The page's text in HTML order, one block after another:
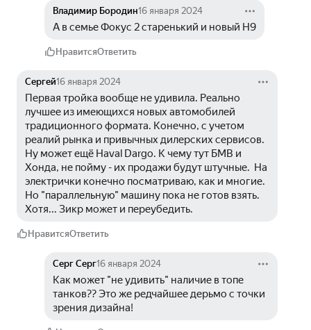
Владимир Бородин16 января 2024
А в семье Фокус 2 старенький и новый Н9
НравитсяОтветить
Сергей16 января 2024
Первая тройка вообще не удивила. Реально
лучшее из имеющихся новых автомобилей
традиционного формата. Конечно, с учетом
реалий рынка и привычных дилерских сервисов.
Ну может ещё Haval Dargo. К чему тут БМВ и
Хонда, не пойму - их продажи будут штучные.  На
электрички конечно посматриваю, как и многие.
Но "параллельную" машину пока не готов взять.
Хотя... Зикр может и переубедить.
НравитсяОтветить
Серг Серг16 января 2024
Как может "не удивить" наличие в топе
танков?? Это же редчайшее дерьмо с точки
зрения дизайна!